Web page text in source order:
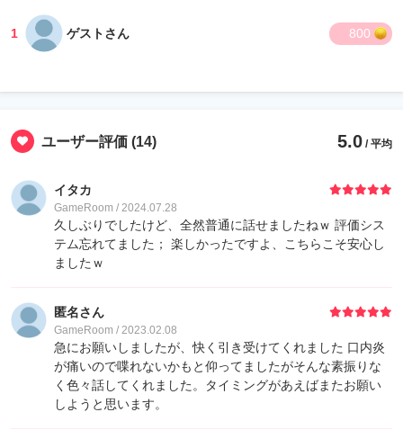
1 ゲストさん 800
ユーザー評価 (14) 5.0 / 平均
イタカ
GameRoom / 2024.07.28
久しぶりでしたけど、全然普通に話せましたねｗ 評価シス
テム忘れてました； 楽しかったですよ、こちらこそ安心し
ましたｗ
匿名さん
GameRoom / 2023.02.08
急にお願いしましたが、快く引き受けてくれました 口内炎
が痛いので喋れないかもと仰ってましたがそんな素振りな
く色々話してくれました。タイミングがあえばまたお願い
しようと思います。